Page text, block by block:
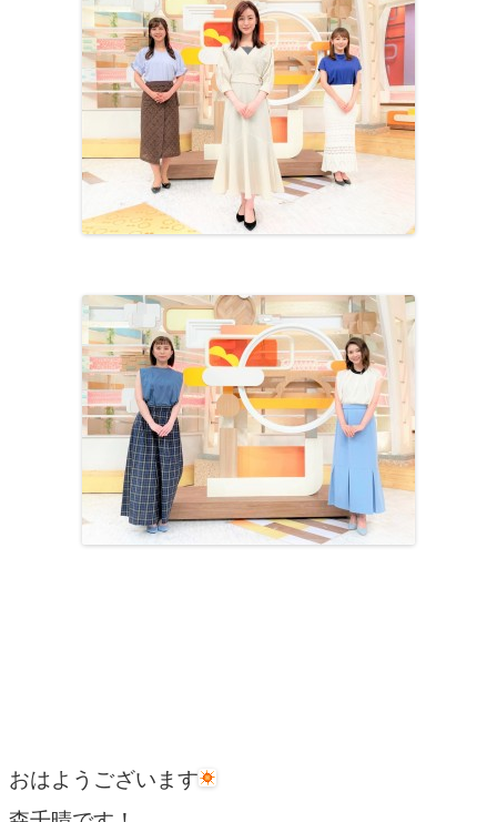
おはようございます